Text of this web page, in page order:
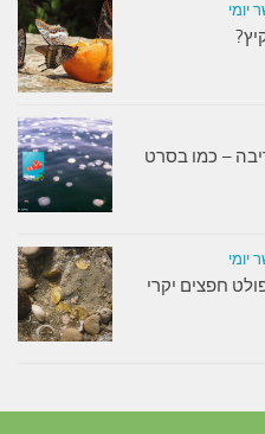
יומי
– כמו בסרט
יומי
חפצים יקרי